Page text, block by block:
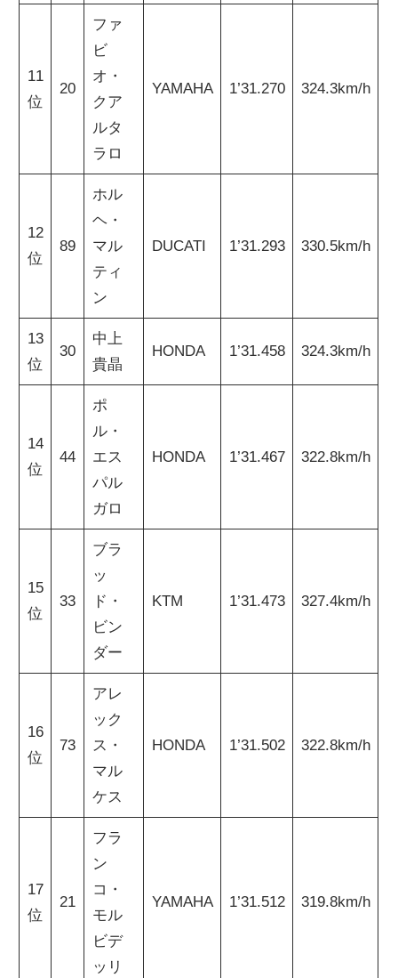
11
位
20
ファ
ビ
オ・
クア
ルタ
ラロ
YAMAHA 1’31.270 324.3km/h
12
位
89
ホル
ヘ・
マル
ティ
ン
DUCATI 1’31.293 330.5km/h
13
位
30
中上
貴晶
HONDA 1’31.458 324.3km/h
14
位
44
ポ
ル・
エス
パル
ガロ
HONDA 1’31.467 322.8km/h
15
位
33
ブラ
ッ
ド・
ビン
ダー
KTM 1’31.473 327.4km/h
16
位
73
アレ
ック
ス・
マル
ケス
HONDA 1’31.502 322.8km/h
17
位
21
フラ
ン
コ・
モル
ビデ
ッリ
YAMAHA 1’31.512 319.8km/h